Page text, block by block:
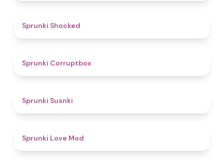
Sprunki Shocked
Sprunki Corruptbox
Sprunki Susnki
Sprunki Love Mod